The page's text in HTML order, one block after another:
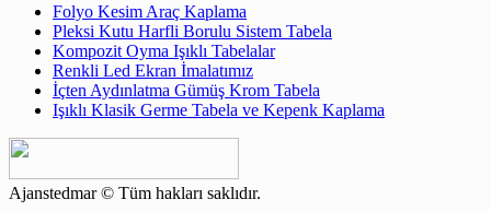
Folyo Kesim Araç Kaplama
Pleksi Kutu Harfli Borulu Sistem Tabela
Kompozit Oyma Işıklı Tabelalar
Renkli Led Ekran İmalatımız
İçten Aydınlatma Gümüş Krom Tabela
Işıklı Klasik Germe Tabela ve Kepenk Kaplama
Ajanstedmar © Tüm hakları saklıdır.